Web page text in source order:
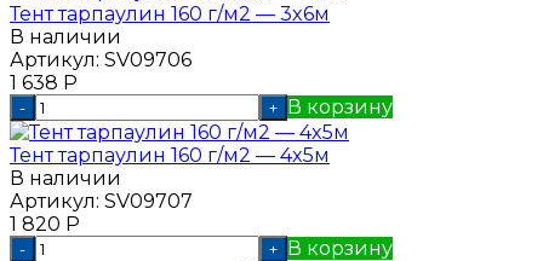
Тент тарпаулин 160 г/м2 — 3x6м
В наличии
Артикул: SV09706
1 638 Р
- + В корзину
Тент тарпаулин 160 г/м2 — 4x5м
В наличии
Артикул: SV09707
1 820 Р
- + В корзину